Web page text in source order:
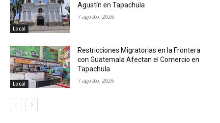
Local
Agustín en Tapachula
7 agosto, 2026
Local
Restricciones Migratorias en la Frontera
con Guatemala Afectan el Comercio en
Tapachula
7 agosto, 2026